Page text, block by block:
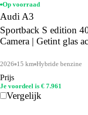
Op voorraad
Audi A3
Sportback S edition
Camera | Getint glas
2026 15 km Hybride benzine
Prijs
Je voordeel is € 7.961
Vergelijk